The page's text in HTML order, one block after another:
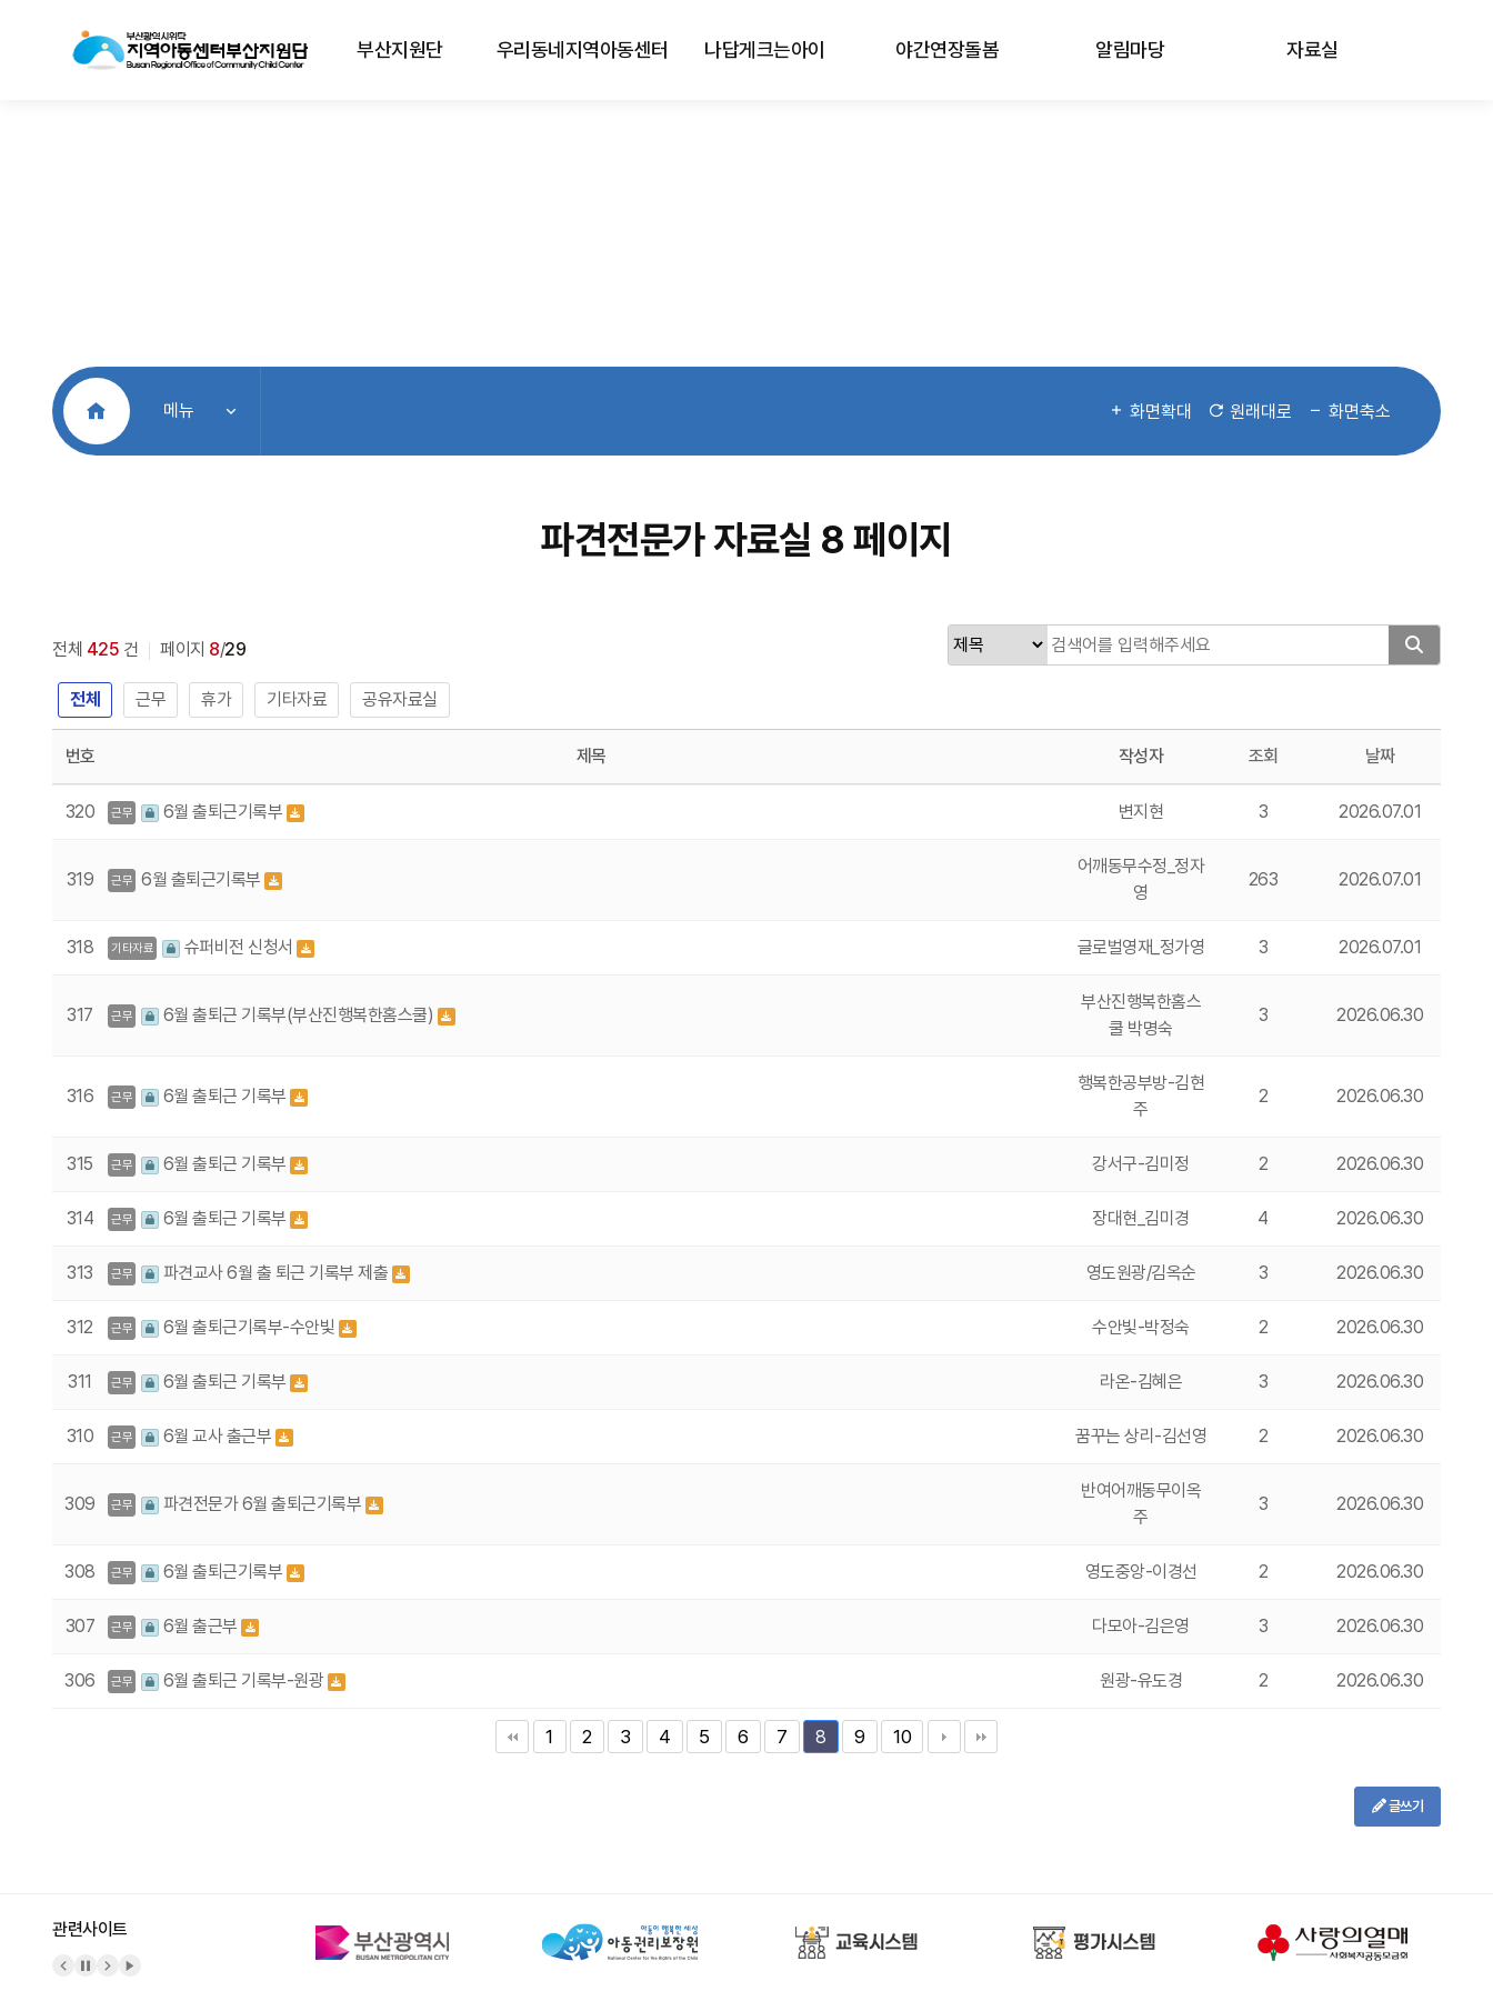
부산지원단 우리동네지역아동센터 나답게크는아이 야간연장돌봄 알림마당 자료실
처음으로메뉴 화면확대 원래대로 화면축소
파견전문가 자료실 8 페이지
전체 425 건 페이지 8/29
전체 근무 휴가 기타자료 공유자료실
번호 제목 작성자 조회 날짜
320 근무 6월 출퇴근기록부 변지현 3 2026.07.01
319 근무 6월 출퇴근기록부
어깨동무수정_정자
영
263 2026.07.01
318 기타자료 슈퍼비전 신청서 글로벌영재_정가영 3 2026.07.01
317 근무 6월 출퇴근 기록부(부산진행복한홈스쿨)
부산진행복한홈스
쿨 박명숙
3 2026.06.30
316 근무 6월 출퇴근 기록부
행복한공부방-김현
주
2 2026.06.30
315 근무 6월 출퇴근 기록부 강서구-김미정 2 2026.06.30
314 근무 6월 출퇴근 기록부 장대현_김미경 4 2026.06.30
313 근무 파견교사 6월 출 퇴근 기록부 제출 영도원광/김옥순 3 2026.06.30
312 근무 6월 출퇴근기록부-수안빛 수안빛-박정숙 2 2026.06.30
311 근무 6월 출퇴근 기록부 라온-김혜은 3 2026.06.30
310 근무 6월 교사 출근부 꿈꾸는 상리-김선영 2 2026.06.30
309 근무 파견전문가 6월 출퇴근기록부
반여어깨동무이옥
주
3 2026.06.30
308 근무 6월 출퇴근기록부 영도중앙-이경선 2 2026.06.30
307 근무 6월 출근부 다모아-김은영 3 2026.06.30
306 근무 6월 출퇴근 기록부-원광 원광-유도경 2 2026.06.30
1 2 3 4 5 6 7 8 9 10
글쓰기
관련사이트